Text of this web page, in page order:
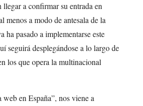
a confirmar su entrada en
menos a modo de antesala de la
ha pasado a implementarse este
seguirá desplegándose a lo largo de
los que opera la multinacional
web en España”, nos viene a